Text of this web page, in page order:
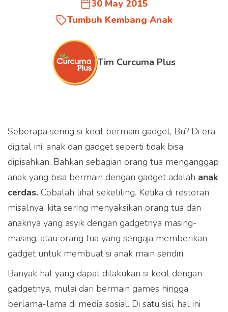
30 May 2015
Tumbuh Kembang Anak
Tim Curcuma Plus
Seberapa sering si kecil bermain gadget, Bu? Di era
digital ini, anak dan gadget seperti tidak bisa
dipisahkan. Bahkan sebagian orang tua menganggap
anak yang bisa bermain dengan gadget adalah anak
cerdas. Cobalah lihat sekeliling. Ketika di restoran
misalnya, kita sering menyaksikan orang tua dan
anaknya yang asyik dengan gadgetnya masing-
masing, atau orang tua yang sengaja memberikan
gadget untuk membuat si anak main sendiri.
Banyak hal yang dapat dilakukan si kecil dengan
gadgetnya, mulai dari bermain games hingga
berlama-lama di media sosial. Di satu sisi, hal ini